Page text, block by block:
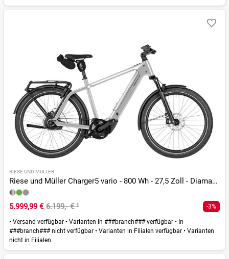
RIESE UND MÜLLER
Riese und Müller Charger5 vario - 800 Wh - 27,5 Zoll - Diamant - 2026
5.999,99 € 6.199,- €¹ -3%
• Versand verfügbar • Varianten in ###branch### verfügbar • In
###branch### nicht verfügbar • Varianten in Filialen verfügbar • Varianten
nicht in Filialen